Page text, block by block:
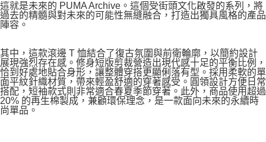
這就是未來的 PUMA Archive。這個受街頭文化啟發的系列，將
過去的精髓與對未來的可能性無縫融合，打造出獨具風格的產品
陣容。
其中，這款滾邊 T 恤結合了復古氛圍與前衛輪廓，以簡約設計
展現強烈存在感。修身短版剪裁營造出現代感十足的平衡比例，
恰到好處地貼合身形，讓整體穿搭更顯俐落有型。採用柔軟的單
面平紋針織材質，帶來輕盈舒適的穿著感受。圓領設計方便日常
搭配，短袖款式則非常適合春夏季節穿著。此外，商品使用超過
20% 的再生棉製成，兼顧環保理念，是一款面向未來的永續時
尚單品。